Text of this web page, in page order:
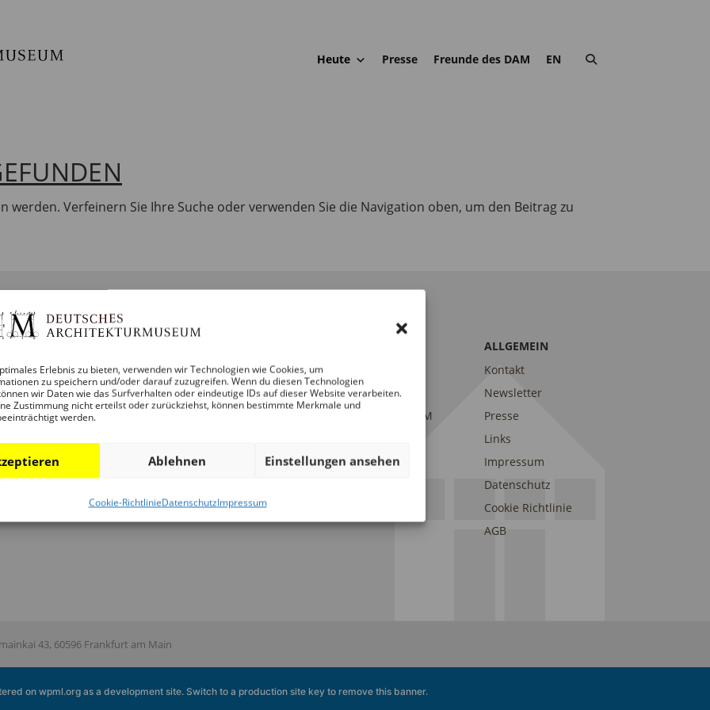
Erlebnis zu bieten, verwenden wir Technologien wie Cookies, um
zu speichern und/oder darauf zuzugreifen. Wenn du diesen Technologien
wir Daten wie das Surfverhalten oder eindeutige IDs auf dieser Website verarbeiten.
Zustimmung nicht erteilst oder zurückziehst, können bestimmte Merkmale und
werden.
Ablehnen Einstellungen ansehen
Cookie-RichtlinieDatenschutzImpressum
Heute Presse Freunde des DAM EN
werden. Verfeinern Sie Ihre Suche oder verwenden Sie die Navigation oben, um den Beitrag zu
Programm
Führungen und
Touren
DAM Archiv
DAM Sammlung
Digital
Team
Freunde des DAM
Unterstützer
ALLGEMEIN
Kontakt
Newsletter
Presse
Links
Impressum
Datenschutz
Cookie Richtlinie
AGB
43, 60596 Frankfurt am Main
on wpml.org as a development site. Switch to a production site key to remove this banner.